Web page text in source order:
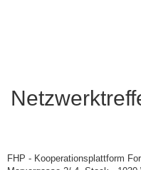
FHP - Kooperationsplattform